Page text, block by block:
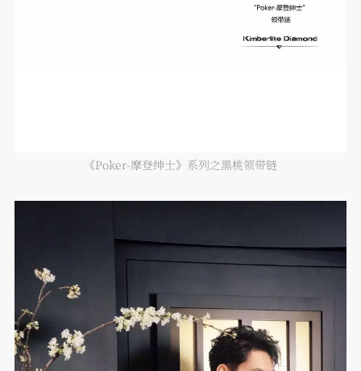
《Poker-摩登绅士》系列之黑桃领带链